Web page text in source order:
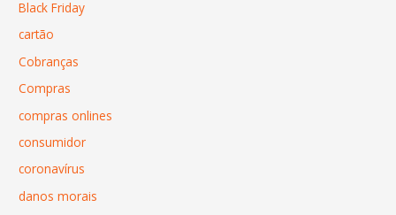
Black Friday
cartão
Cobranças
Compras
compras onlines
consumidor
coronavírus
danos morais